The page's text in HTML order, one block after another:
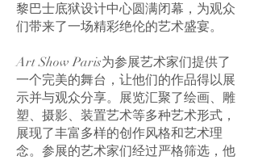
黎巴士底狱设计中心圆满闭幕，为观众
们带来了一场精彩绝伦的艺术盛宴。
Art Show Paris为参展艺术家们提供了
一个完美的舞台，让他们的作品得以展
示并与观众分享。展览汇聚了绘画、雕
塑、摄影、装置艺术等多种艺术形式，
展现了丰富多样的创作风格和艺术理
念。参展的艺术家们经过严格筛选，他